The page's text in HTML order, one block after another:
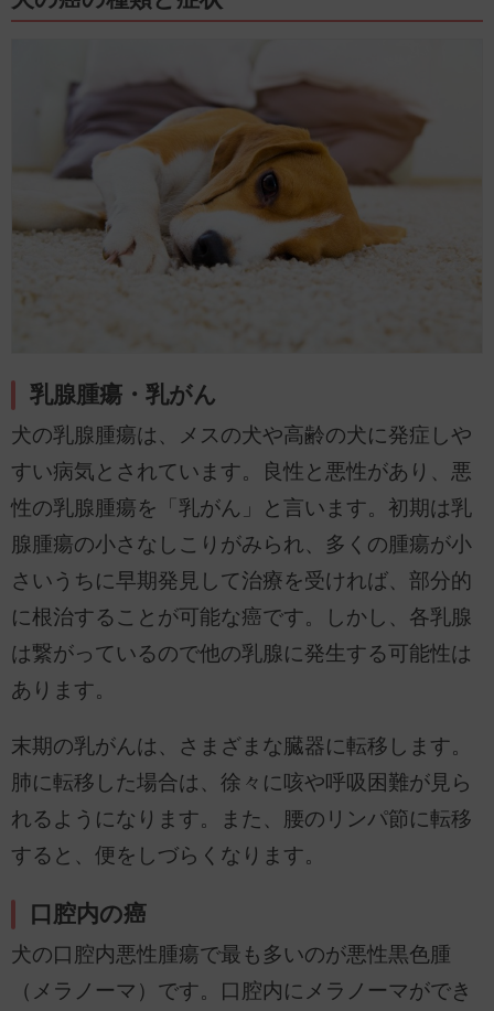
乳腺腫瘍・乳がん
犬の乳腺腫瘍は、メスの犬や高齢の犬に発症しや
すい病気とされています。良性と悪性があり、悪
性の乳腺腫瘍を「乳がん」と言います。初期は乳
腺腫瘍の小さなしこりがみられ、多くの腫瘍が小
さいうちに早期発見して治療を受ければ、部分的
に根治することが可能な癌です。しかし、各乳腺
は繋がっているので他の乳腺に発生する可能性は
あります。
末期の乳がんは、さまざまな臓器に転移します。
肺に転移した場合は、徐々に咳や呼吸困難が見ら
れるようになります。また、腰のリンパ節に転移
すると、便をしづらくなります。
口腔内の癌
犬の口腔内悪性腫瘍で最も多いのが悪性黒色腫
（メラノーマ）です。口腔内にメラノーマができ